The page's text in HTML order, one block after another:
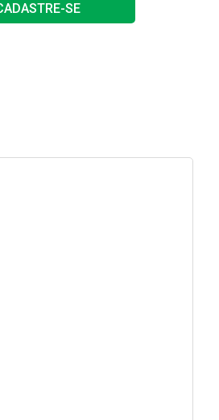
SE